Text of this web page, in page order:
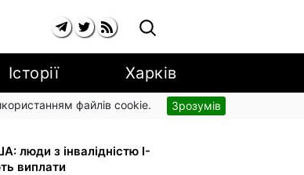
Історії Харків
файлів cookie. Зрозумів
Федоров розкрив
люди з інвалідністю I-
виплати